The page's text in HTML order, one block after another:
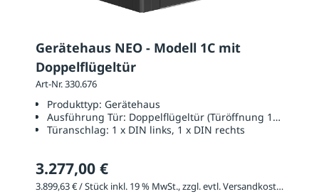
Gerätehaus NEO - Modell 1C mit
Doppelflügeltür
Art-Nr. 330.676
Produkttyp: Gerätehaus
Ausführung Tür: Doppelflügeltür (Türöffnung 1670 x
Türanschlag: 1 x DIN links, 1 x DIN rechts
3.277,00 €
3.899,63 € / Stück inkl. 19 % MwSt., zzgl. evtl. Versandkosten